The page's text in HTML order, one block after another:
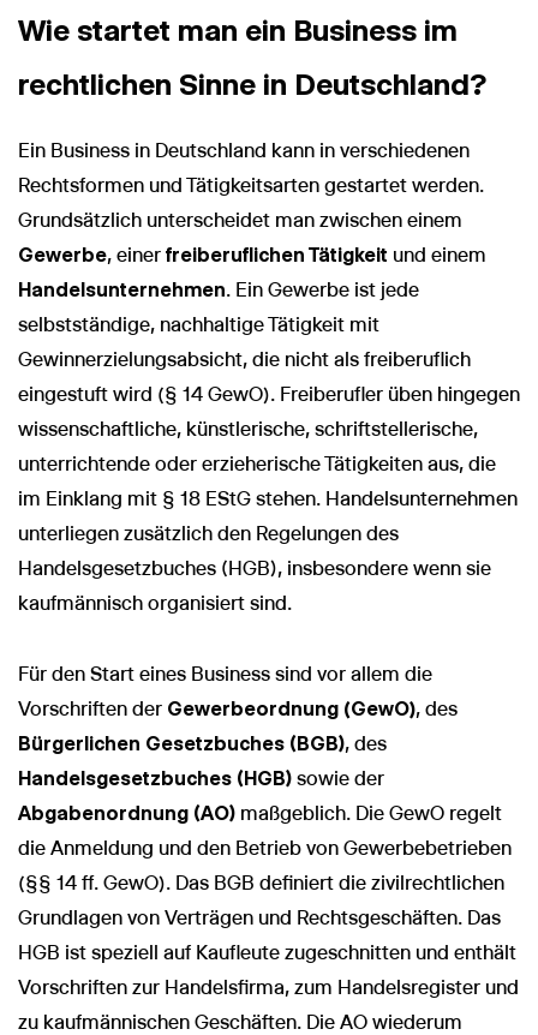
Wie startet man ein Business im
rechtlichen Sinne in Deutschland?
Ein Business in Deutschland kann in verschiedenen
Rechtsformen und Tätigkeitsarten gestartet werden.
Grundsätzlich unterscheidet man zwischen einem
Gewerbe, einer freiberuflichen Tätigkeit und einem
Handelsunternehmen. Ein Gewerbe ist jede
selbstständige, nachhaltige Tätigkeit mit
Gewinnerzielungsabsicht, die nicht als freiberuflich
eingestuft wird (§ 14 GewO). Freiberufler üben hingegen
wissenschaftliche, künstlerische, schriftstellerische,
unterrichtende oder erzieherische Tätigkeiten aus, die
im Einklang mit § 18 EStG stehen. Handelsunternehmen
unterliegen zusätzlich den Regelungen des
Handelsgesetzbuches (HGB), insbesondere wenn sie
kaufmännisch organisiert sind.
Für den Start eines Business sind vor allem die
Vorschriften der Gewerbeordnung (GewO), des
Bürgerlichen Gesetzbuches (BGB), des
Handelsgesetzbuches (HGB) sowie der
Abgabenordnung (AO) maßgeblich. Die GewO regelt
die Anmeldung und den Betrieb von Gewerbebetrieben
(§§ 14 ff. GewO). Das BGB definiert die zivilrechtlichen
Grundlagen von Verträgen und Rechtsgeschäften. Das
HGB ist speziell auf Kaufleute zugeschnitten und enthält
Vorschriften zur Handelsfirma, zum Handelsregister und
zu kaufmännischen Geschäften. Die AO wiederum